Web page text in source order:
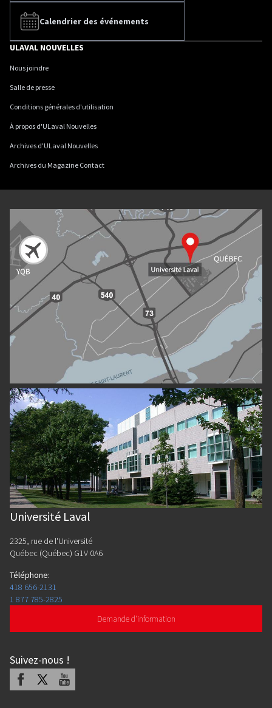
Calendrier des événements
ULAVAL NOUVELLES
Nous joindre
Salle de presse
Conditions générales d'utilisation
À propos d'ULaval Nouvelles
Archives d'ULaval Nouvelles
Archives du Magazine Contact
Université Laval
2325, rue de l'Université
Québec (Québec) G1V 0A6
Téléphone:
418 656-2131
1 877 785-2825
Demande d'information
Suivez-nous !
Facebook Youtube